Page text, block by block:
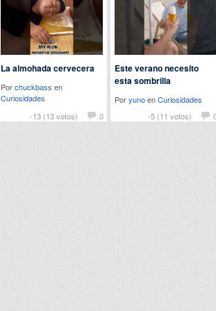
-13 (13 votos) 0
La almohada cervecera
Porchuckbass en
Curiosidades
-5 (11 votos)
Este verano necesito
esta sombrilla
PoryunoenCuriosidades